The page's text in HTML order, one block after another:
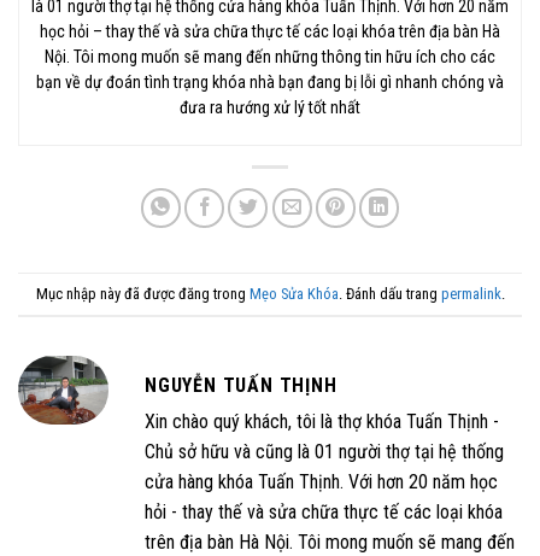
là 01 người thợ tại hệ thống cửa hàng khóa Tuấn Thịnh. Với hơn 20 năm
học hỏi – thay thế và sửa chữa thực tế các loại khóa trên địa bàn Hà
Nội. Tôi mong muốn sẽ mang đến những thông tin hữu ích cho các
bạn về dự đoán tình trạng khóa nhà bạn đang bị lỗi gì nhanh chóng và
đưa ra hướng xử lý tốt nhất
Mục nhập này đã được đăng trong Mẹo Sửa Khóa . Đánh dấu trang permalink.
NGUYỄN TUẤN THỊNH
Xin chào quý khách, tôi là thợ khóa Tuấn Thịnh -
Chủ sở hữu và cũng là 01 người thợ tại hệ thống
cửa hàng khóa Tuấn Thịnh. Với hơn 20 năm học
hỏi - thay thế và sửa chữa thực tế các loại khóa
trên địa bàn Hà Nội. Tôi mong muốn sẽ mang đến